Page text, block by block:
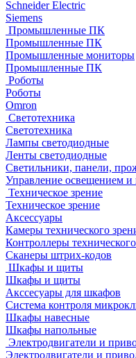
Schneider Electric
Siemens
Промышленные ПК
Промышленные ПК
Промышленные мониторы
Промышленные ПК
Роботы
Роботы
Omron
Светотехника
Светотехника
Лампы светодиодные
Ленты светодиодные
Светильники, панели,
Управление освещением
Техническое зрение
Техническое зрение
Аксессуары
Камеры технического
Контроллеры
Сканеры штрих-кодов
Шкафы и щиты
Шкафы и щиты
Акссесуары для шкафов
Система контроля
Шкафы навесные
Шкафы напольные
Электродвигатели и
Электродвигатели и